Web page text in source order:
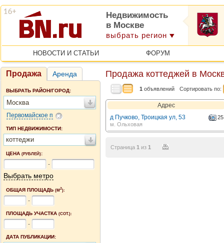
Недвижимость
в Москве
выбрать регион
НОВОСТИ И СТАТЬИ ФОРУМ
Продажа Аренда
ВЫБРАТЬ РАЙОН/ГОРОД:
Москва
Первомайское п
ТИП НЕДВИЖИМОСТИ:
коттеджи
ЦЕНА (РУБЛЕЙ):
-
Выбрать метро
ОБЩАЯ ПЛОЩАДЬ (М2):
-
ПЛОЩАДЬ УЧАСТКА (СОТ.):
-
ДАТА ПУБЛИКАЦИИ:
Продажа коттеджей в
1 объявлений Сортировать по:
Адрес
д Пучково, Троицкая ул, 53
25
м. Ольховая
Страница 1 из 1